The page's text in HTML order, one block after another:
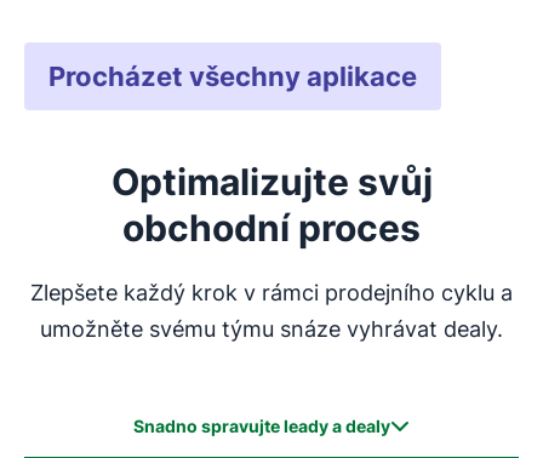
Procházet všechny aplikace
Optimalizujte svůj
obchodní proces
Zlepšete každý krok v rámci prodejního cyklu a
umožněte svému týmu snáze vyhrávat dealy.
Snadno spravujte leady a dealy